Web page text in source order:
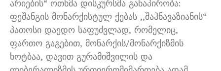
არიების“ ოთხმა დისკურსმა განაპირობა:
ფეშანგის მონარქისტულ ქებას ,,შაჰნავაზიანის“
პათოსი დაედო საფუძვლად, რომელიც,
ფართო გაგებით, მონარქის/მონარქიზმის
ხოტბაა, დავით გურამიშვილის და